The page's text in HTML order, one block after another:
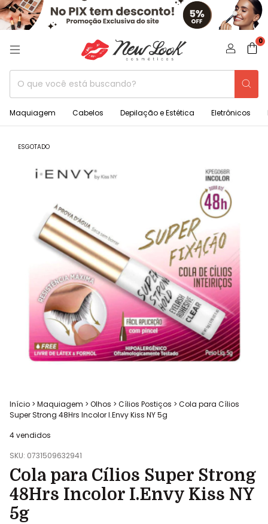
0
Maquiagem Cabelos Depilação e Estética Eletrônicos
ESGOTADO
Início > Maquiagem > Olhos > Cílios Postiços > Cola para Cílios
Super Strong 48Hrs Incolor I.Envy Kiss NY 5g
4 vendidos
SKU: 0731509632941
Cola para Cílios Super Strong
48Hrs Incolor I.Envy Kiss NY
5g